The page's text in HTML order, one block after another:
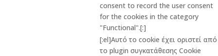
consent to record the user consent
for the cookies in the category
"Functional".[:]
[:el]Αυτό το cookie έχει οριστεί από
το plugin συγκατάθεσης Cookie